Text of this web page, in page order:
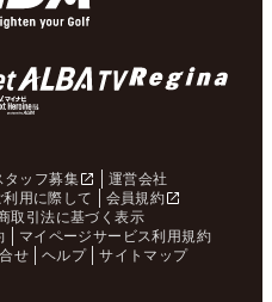
タッフ募集
運営会社
利用に際して
会員規約
取引法に基づく表示
マイページサービス利用規約
せ ヘルプ サイトマップ